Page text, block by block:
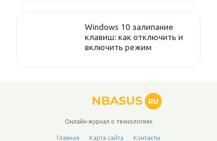
Windows 10 залипание
клавиш: как отключить и
включить режим
NBASUS RU
Онлайн-журнал о технологиях
Главная Карта сайта Контакты